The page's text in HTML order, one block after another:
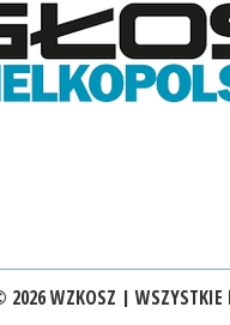
WZKOSZ | WSZYSTKIE